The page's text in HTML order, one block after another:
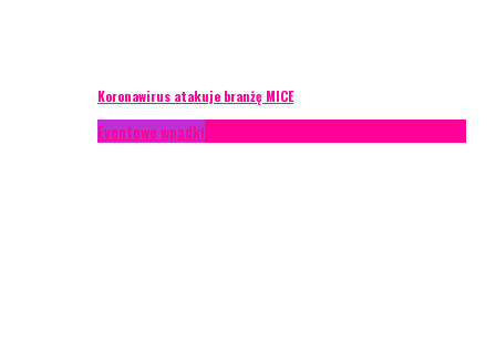
Koronawirus atakuje branżę MICE
Eventowe wpadki